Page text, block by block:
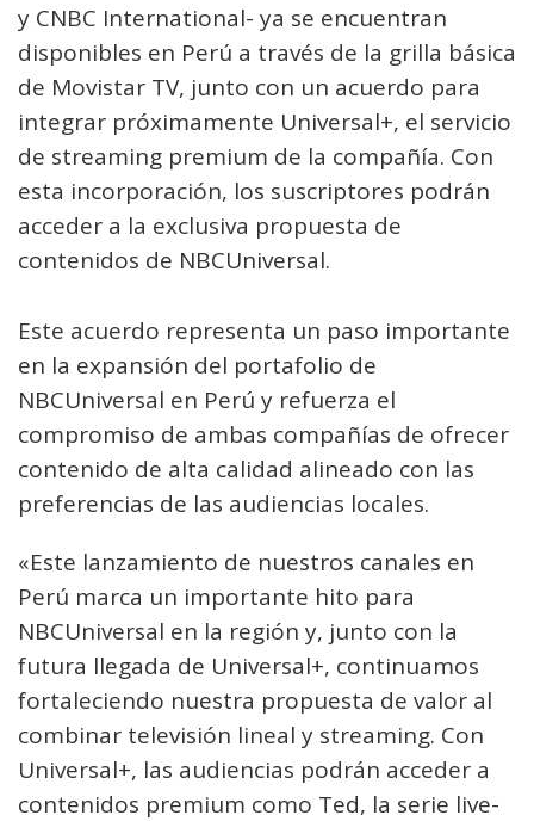
y CNBC International- ya se encuentran
disponibles en Perú a través de la grilla básica
de Movistar TV, junto con un acuerdo para
integrar próximamente Universal+, el servicio
de streaming premium de la compañía. Con
esta incorporación, los suscriptores podrán
acceder a la exclusiva propuesta de
contenidos de NBCUniversal.
Este acuerdo representa un paso importante
en la expansión del portafolio de
NBCUniversal en Perú y refuerza el
compromiso de ambas compañías de ofrecer
contenido de alta calidad alineado con las
preferencias de las audiencias locales.
«Este lanzamiento de nuestros canales en
Perú marca un importante hito para
NBCUniversal en la región y, junto con la
futura llegada de Universal+, continuamos
fortaleciendo nuestra propuesta de valor al
combinar televisión lineal y streaming. Con
Universal+, las audiencias podrán acceder a
contenidos premium como Ted, la serie live-